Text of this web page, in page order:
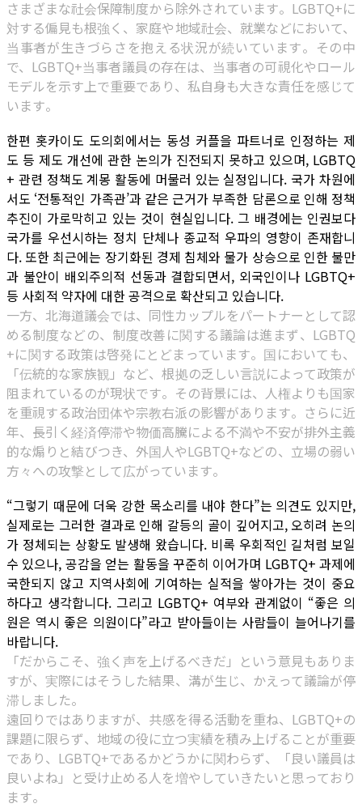
さまざまな社会保障制度から除外されています。LGBTQ+に
対する偏見も根強く、家庭や地域社会、就業などにおいて、
当事者が生きづらさを抱える状況が続いています。その中
で、LGBTQ+当事者議員の存在は、当事者の可視化やロール
モデルを示す上で重要であり、私自身も大きな責任を感じて
います。
한편 홋카이도 도의회에서는 동성 커플을 파트너로 인정하는 제
도 등 제도 개선에 관한 논의가 진전되지 못하고 있으며, LGBTQ
+ 관련 정책도 계몽 활동에 머물러 있는 실정입니다. 국가 차원에
서도 ‘전통적인 가족관’과 같은 근거가 부족한 담론으로 인해 정책
추진이 가로막히고 있는 것이 현실입니다. 그 배경에는 인권보다
국가를 우선시하는 정치 단체나 종교적 우파의 영향이 존재합니
다. 또한 최근에는 장기화된 경제 침체와 물가 상승으로 인한 불만
과 불안이 배외주의적 선동과 결합되면서, 외국인이나 LGBTQ+
등 사회적 약자에 대한 공격으로 확산되고 있습니다.
一方、北海道議会では、同性カップルをパートナーとして認
める制度などの、制度改善に関する議論は進まず、LGBTQ
+に関する政策は啓発にとどまっています。国においても、
「伝統的な家族観」など、根拠の乏しい言説によって政策が
阻まれているのが現状です。その背景には、人権よりも国家
を重視する政治団体や宗教右派の影響があります。さらに近
年、長引く経済停滞や物価高騰による不満や不安が排外主義
的な煽りと結びつき、外国人やLGBTQ+などの、立場の弱い
方々への攻撃として広がっています。
“그렇기 때문에 더욱 강한 목소리를 내야 한다”는 의견도 있지만,
실제로는 그러한 결과로 인해 갈등의 골이 깊어지고, 오히려 논의
가 정체되는 상황도 발생해 왔습니다. 비록 우회적인 길처럼 보일
수 있으나, 공감을 얻는 활동을 꾸준히 이어가며 LGBTQ+ 과제에
국한되지 않고 지역사회에 기여하는 실적을 쌓아가는 것이 중요
하다고 생각합니다. 그리고 LGBTQ+ 여부와 관계없이 “좋은 의
원은 역시 좋은 의원이다”라고 받아들이는 사람들이 늘어나기를
바랍니다.
「だからこそ、強く声を上げるべきだ」という意見もありま
すが、実際にはそうした結果、溝が生じ、かえって議論が停
滞しました。
遠回りではありますが、共感を得る活動を重ね、LGBTQ+の
課題に限らず、地域の役に立つ実績を積み上げることが重要
であり、LGBTQ+であるかどうかに関わらず、「良い議員は
良いよね」と受け止める人を増やしていきたいと思っており
ます。